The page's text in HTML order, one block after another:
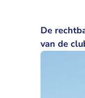
De
van de